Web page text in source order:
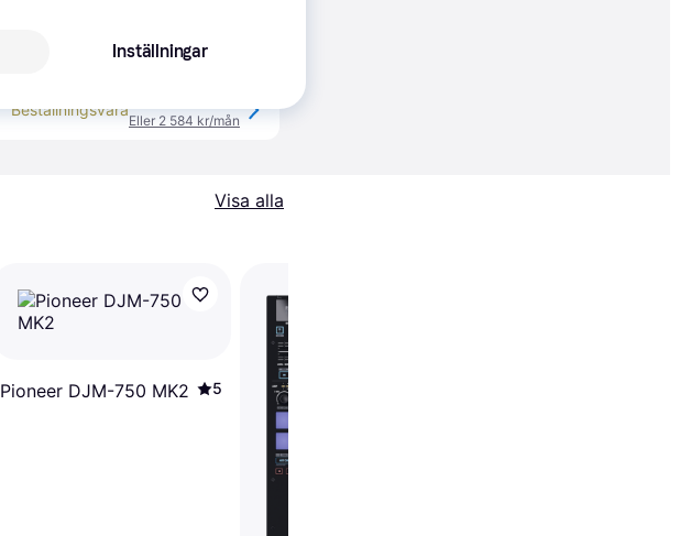
Beställningsvara
Eller 2 584 kr/mån
Visa alla
Pioneer DJM-750 MK2 5
Inställningar